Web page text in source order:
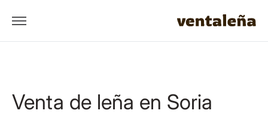
Venta de leña en Soria